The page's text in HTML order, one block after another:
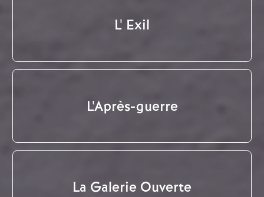
L' Exil
L'Après-guerre
La Galerie Ouverte